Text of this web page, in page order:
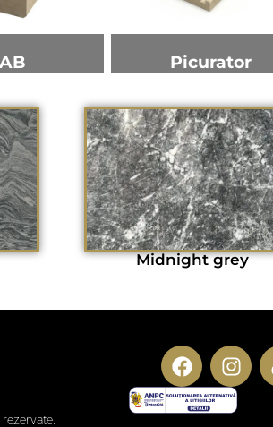
Picurator
Midnight grey